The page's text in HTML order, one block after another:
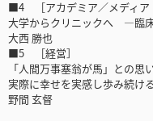
■4 ［アカデミア／メディア
大学からクリニックへ ―臨
大西 勝也
■5 ［経営］
「人間万事塞翁が馬」との思
実際に幸せを実感し歩み続け
野間 玄督